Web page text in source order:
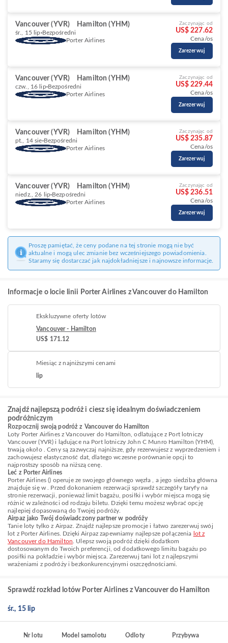
Vancouver (YVR) Hamilton (YHM)
śr., 15 lip Bezpośredni
Porter Airlines
Zaczynając od
US$ 227.62
Cena/os
Zarezerwuj
Vancouver (YVR) Hamilton (YHM)
czw., 16 lip Bezpośredni
Porter Airlines
Zaczynając od
US$ 229.44
Cena/os
Zarezerwuj
Vancouver (YVR) Hamilton (YHM)
pt., 14 sie Bezpośredni
Porter Airlines
Zaczynając od
US$ 235.87
Cena/os
Zarezerwuj
Vancouver (YVR) Hamilton (YHM)
niedz., 26 lip Bezpośredni
Porter Airlines
Zaczynając od
US$ 236.51
Cena/os
Zarezerwuj
Proszę pamiętać, że ceny podane na tej stronie mogą nie być
aktualne i mogą ulec zmianie bez wcześniejszego powiadomienia.
Staramy się dostarczać jak najdokładniejsze i najnowsze informacje.
Informacje o locie linii Porter Airlines z Vancouver do Hamilton
Ekskluzywne oferty lotów
Vancouver - Hamilton
US$ 171.12
Miesiąc z najniższymi cenami
lip
Znajdź najlepszą podróż i ciesz się idealnym doświadczeniem
podróżniczym
Rozpocznij swoją podróż z Vancouver do Hamilton
Loty Porter Airlines z Vancouver do Hamilton, odlatujące z Port lotniczy
Vancouver (YVR) i lądujące na Port lotniczy John C Munro Hamilton (YHM),
trwają około . Ceny są zazwyczaj najniższe, gdy rezerwujesz z wyprzedzeniem i
zachowujesz elastyczność dat, dlatego wczesne porównanie opcji to
najprostszy sposób na niższą cenę.
Leć z Porter Airlines
Porter Airlines () operuje ze swojego głównego węzła , a jego siedziba główna
znajduje się w . Przed dokonaniem rezerwacji sprawdź szczegóły taryfy na
stronie rezerwacji, ponieważ limit bagażu, posiłki i wybór miejsca mogą się
różnić w zależności od rodzaju biletu. Dzięki temu możesz wybrać opcję
najlepiej dopasowaną do Twojej podróży.
Airpaz jako Twój doświadczony partner w podróży
Tanie loty tylko z Airpaz. Znajdź najlepsze promocje i łatwo zarezerwuj swój
lot z Porter Airlines. Dzięki Airpaz zapewniamy najlepsze połączenia lot z
Vancouver do Hamilton . Ulepsz swoją podróż dzięki dodatkom
dostosowanym do Twoich preferencji, od dodatkowego limitu bagażu po
posiłki na pokładzie i wybór miejsca. Zarezerwuj tani lot z najlepszymi
wrażeniami z podróży i bezkonkurencyjnymi oszczędnościami.
Sprawdź rozkład lotów Porter Airlines z Vancouver do Hamilton
śr., 15 lip
Nr lotu Model samolotu Odloty Przybywa